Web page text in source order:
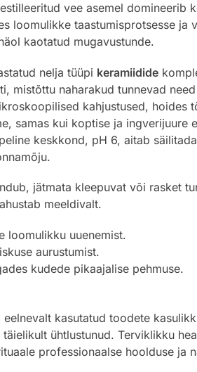
vee asemel domineerib
loomulikke taastumisprotsesse ja
kaotatud mugavustunde.
nelja tüüpi keramiidide
mistõttu naharakud tunnevad
kahjustused, hoides
samas kui koptise ja ingverijuure
keskkond, pH 6, aitab
jätmata kleepuvat või rasket
meeldivalt.
loomulikku uuenemist.
aurustumist.
kudede pikaajalise pehmuse.
kasutatud toodete
ühtlustunud. Terviklikku
professionaalse hoolduse ja